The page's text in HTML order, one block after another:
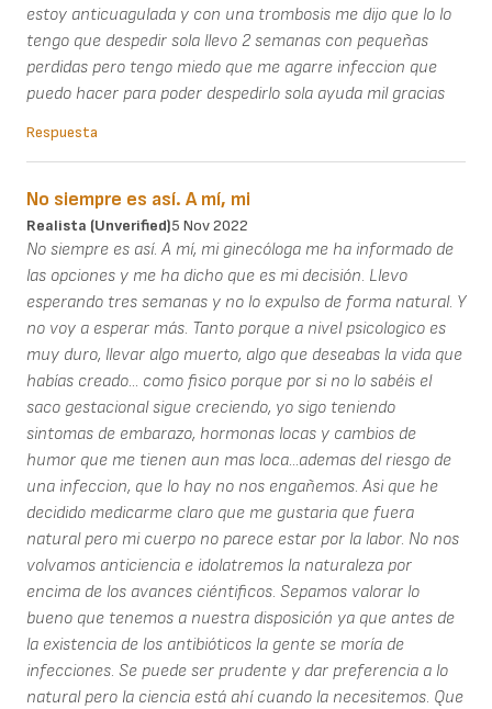
estoy anticuagulada y con una trombosis me dijo que lo lo
tengo que despedir sola llevo 2 semanas con pequeñas
perdidas pero tengo miedo que me agarre infeccion que
puedo hacer para poder despedirlo sola ayuda mil gracias
Respuesta
No siempre es así. A mí, mi
Realista (unverified)5 Nov 2022
No siempre es así. A mí, mi ginecóloga me ha informado de
las opciones y me ha dicho que es mi decisión. Llevo
esperando tres semanas y no lo expulso de forma natural. Y
no voy a esperar más. Tanto porque a nivel psicologico es
muy duro, llevar algo muerto, algo que deseabas la vida que
habías creado... como fisico porque por si no lo sabéis el
saco gestacional sigue creciendo, yo sigo teniendo
sintomas de embarazo, hormonas locas y cambios de
humor que me tienen aun mas loca...ademas del riesgo de
una infeccion, que lo hay no nos engañemos. Asi que he
decidido medicarme claro que me gustaria que fuera
natural pero mi cuerpo no parece estar por la labor. No nos
volvamos anticiencia e idolatremos la naturaleza por
encima de los avances ciéntificos. Sepamos valorar lo
bueno que tenemos a nuestra disposición ya que antes de
la existencia de los antibióticos la gente se moría de
infecciones. Se puede ser prudente y dar preferencia a lo
natural pero la ciencia está ahí cuando la necesitemos. Que